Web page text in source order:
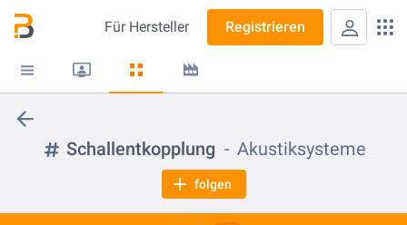
Für Hersteller Registrieren
Schallentkopplung Akustiksysteme
folgen